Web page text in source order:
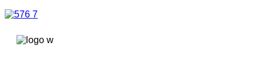
콘텐츠로